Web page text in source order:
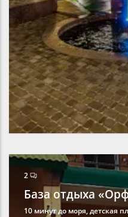
2
База отдыха
10 минут до моря, детская